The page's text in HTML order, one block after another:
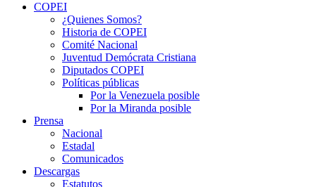
COPEI
¿Quienes Somos?
Historia de COPEI
Comité Nacional
Juventud Demócrata Cristiana
Diputados COPEI
Políticas públicas
Por la Venezuela posible
Por la Miranda posible
Prensa
Nacional
Estadal
Comunicados
Descargas
Estatutos